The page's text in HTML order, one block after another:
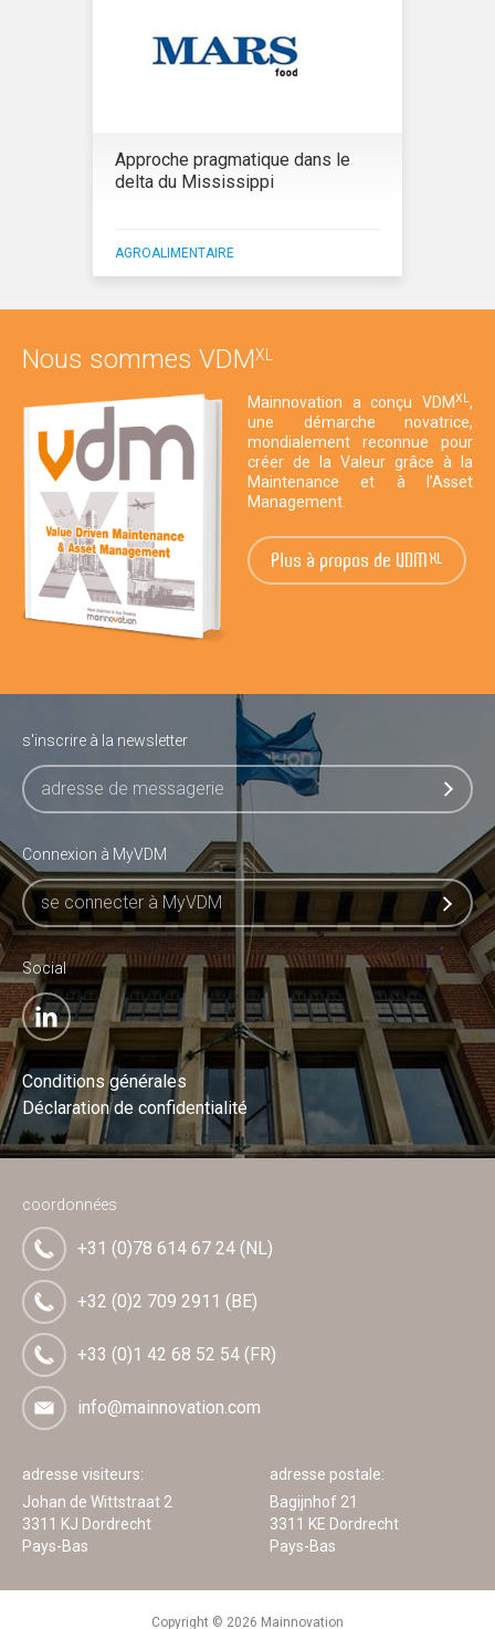
Approche pragmatique dans le
delta du Mississippi
AGROALIMENTAIRE
Nous sommes VDMXL
Mainnovation a conçu VDMXL ,
une démarche novatrice,
mondialement reconnue pour
créer de la Valeur grâce à la
Maintenance et à l’Asset
Management.
Plus à propos de VDM XL
s'inscrire à la newsletter
Connexion à MyVDM
se connecter à MyVDM
Social
Conditions générales
Déclaration de confidentialité
coordonnées
+31 (0)78 614 67 24 (NL)
+32 (0)2 709 2911 (BE)
+33 (0)1 42 68 52 54 (FR)
info@mainnovation.com
adresse visiteurs:
Johan de Wittstraat 2
3311 KJ Dordrecht
Pays-Bas
adresse postale:
Bagijnhof 21
3311 KE Dordrecht
Pays-Bas
Copyright © 2026 Mainnovation